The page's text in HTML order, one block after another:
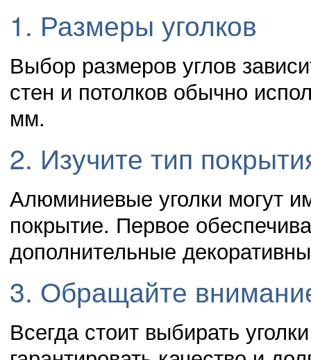
1. Размеры уголков
Выбор размеров углов
стен и потолков обычно
мм.
2. Изучите тип
Алюминиевые уголки могут
покрытие. Первое
дополнительные
3. Обращайте
Всегда стоит выбирать